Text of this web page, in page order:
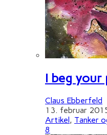
I beg your
Claus Ebberfeld
13. februar
Artikel, Tanker
8